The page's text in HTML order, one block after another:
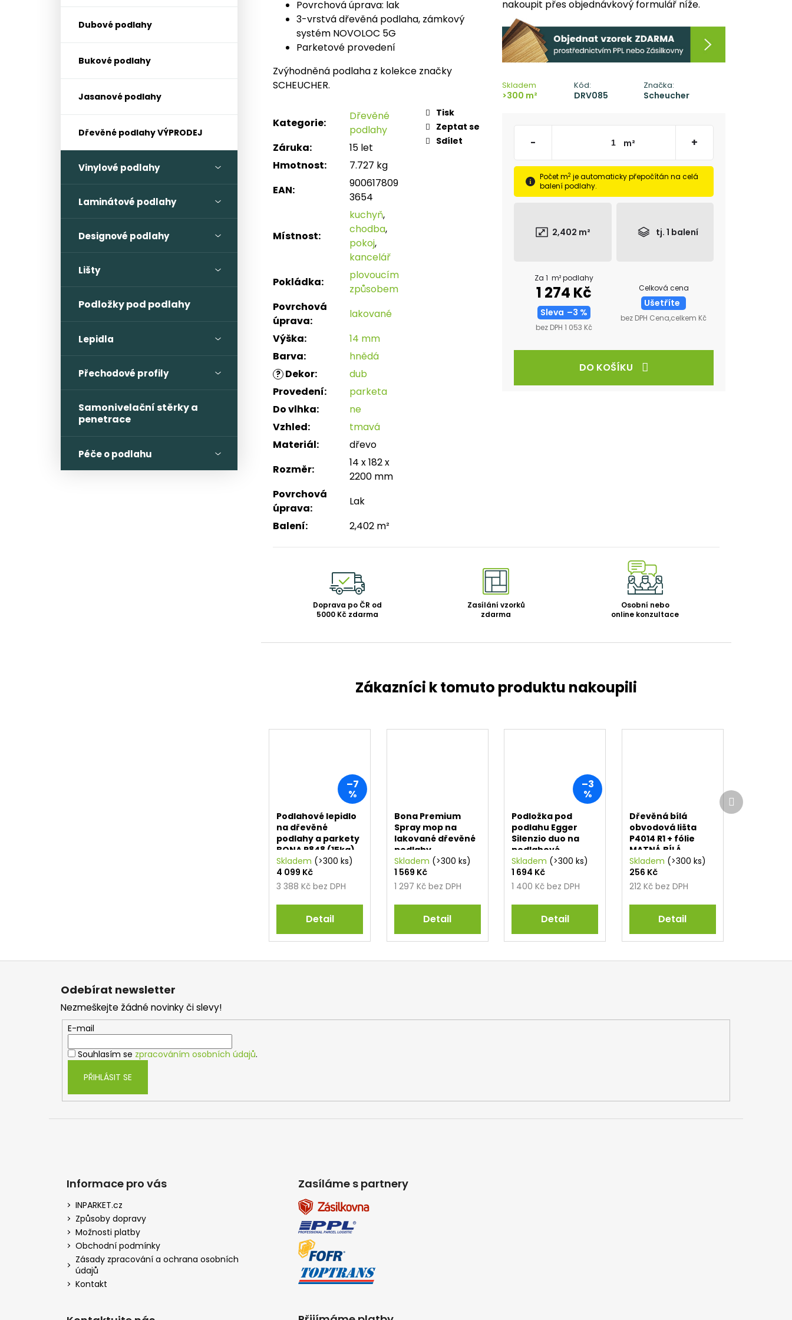
Dubové podlahy
Bukové podlahy
Jasanové podlahy
Dřevěné podlahy VÝPRODEJ
Vinylové podlahy
Laminátové podlahy
Designové podlahy
Lišty
Podložky pod podlahy
Lepidla
Přechodové profily
Samonivelační stěrky a
penetrace
Péče o podlahu
nakoupit přes objednávkový formulář níže.
Skladem
>300 m²
Kód:
DRV085
Značka:
Scheucher
- m² +
Počet m2 je automaticky přepočítán na celá
balení podlahy.
2,402 m² tj. 1 balení
Za 1 m² podlahy
1 274 Kč
Sleva –3 %
bez DPH 1 053 Kč
Celková cena
Ušetříte
bez DPH Cena,celkem Kč
DO KOŠÍKU
Povrchová úprava: lak
3-vrstvá dřevěná podlaha, zámkový
systém NOVOLOC 5G
Parketové provedení
Zvýhodněná podlaha z kolekce značky
SCHEUCHER.
Kategorie:
Dřevěné
podlahy
Záruka:
15 let
Hmotnost:
7.727 kg
EAN:
900617809
3654
Místnost:
kuchyň,
chodba,
pokoj,
kancelář
Pokládka:
plovoucím
způsobem
Povrchová
úprava:
lakované
Výška:
14 mm
Barva: hnědá
? Dekor:
dub
Provedení:
parketa
Do vlhka:
ne
Vzhled:
tmavá
Materiál:
dřevo
Rozměr:
14 x 182 x
2200 mm
Povrchová
úprava:
Lak
Balení: 2,402 m²
Tisk
Zeptat se
Sdílet
Doprava po ČR od
5000 Kč zdarma
Zasílání vzorků
zdarma
Osobní nebo
online konzultace
–7
%
Podlahové lepidlo
na dřevěné
podlahy a parkety
BONA R848 (15kg)
Skladem (>300 ks)
3 388 Kč bez DPH
4 099 Kč
Detail
Bona Premium
Spray mop na
lakované dřevěné
podlahy
Skladem (>300 ks)
1 297 Kč bez DPH
1 569 Kč
Detail
–3
%
Podložka pod
podlahu Egger
Silenzio duo na
podlahové
vytápění 1,5 mm
Skladem (>300 ks)
1 400 Kč bez DPH
1 694 Kč
Detail
Dřevěná bílá
obvodová lišta
P4014 R1 + fólie
MATNÁ BÍLÁ
RAL9010
Skladem (>300 ks)
212 Kč bez DPH
256 Kč
Detail
Další
produkt
Odebírat newsletter
Nezmeškejte žádné novinky či slevy!
E-mail
Souhlasím se zpracováním osobních údajů.
PŘIHLÁSIT SE
Informace pro vás
INPARKET.cz
Způsoby dopravy
Možnosti platby
Obchodní podmínky
Zásady zpracování a ochrana osobních
údajů
Kontakt
Zasíláme s partnery